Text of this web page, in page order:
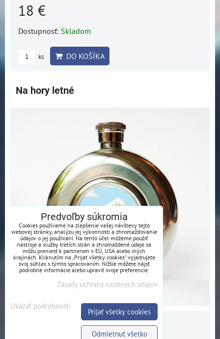
18 €
Dostupnosť: Skladom
ks DO KOŠÍKA
Na hory letné
Predvoľby súkromia
Cookies používame na zlepšenie vašej návštevy tejto
webovej stránky, analýzu jej výkonnosti a zhromažďovanie
údajov o jej používaní. Na tento účel môžeme použiť
nástroje a služby tretích strán a zhromaždené údaje sa
môžu preniesť k partnerom v EÚ, USA alebo iných
krajinách. Kliknutím na „Prijať všetky cookies“ vyjadrujete
svoj súhlas s týmto spracovaním. Nižšie môžete nájsť
podrobné informácie alebo upraviť svoje preferencie.
Zásady ochrany osobných údajov
Ukázať podrobnosti
Prijať všetky cookies
Odmietnuť všetko